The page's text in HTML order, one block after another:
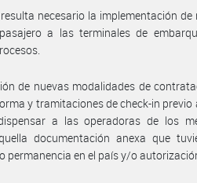
necesario la implementación
a las terminales de
de nuevas modalidades de
y tramitaciones de check-in previo
a las operadoras de los
documentación anexa que
permanencia en el país y/o